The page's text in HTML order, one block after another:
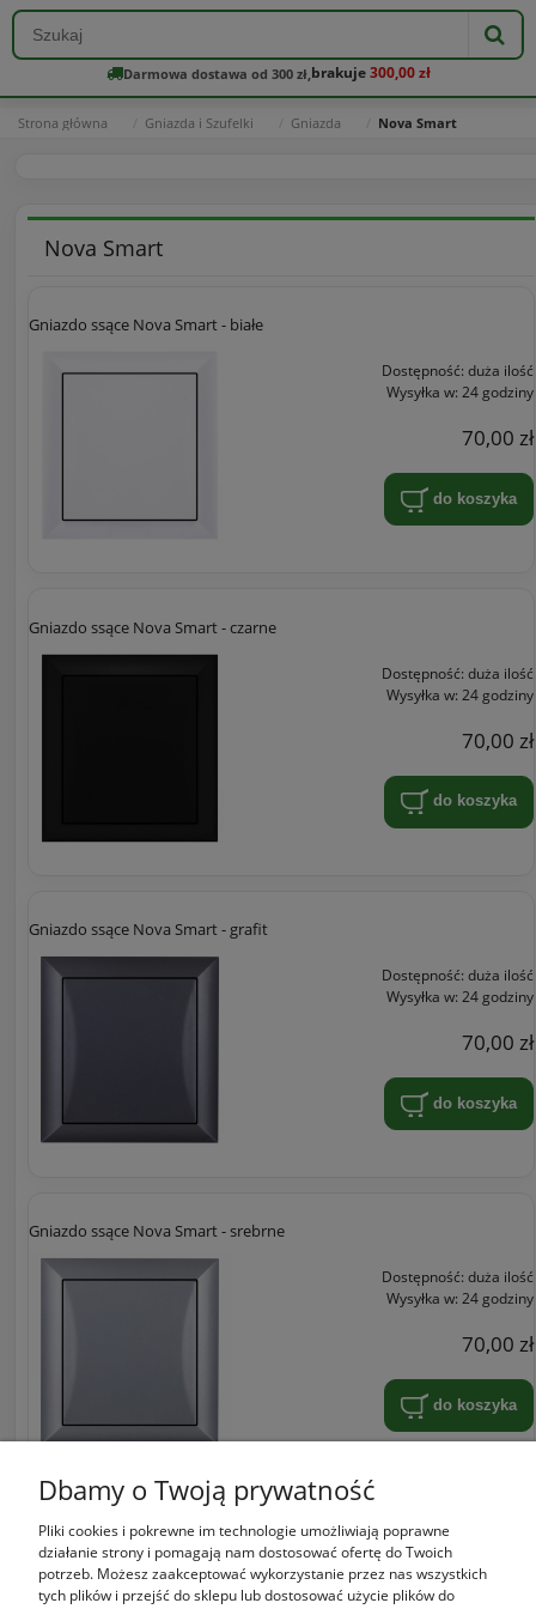
Darmowa dostawa od 300 zł, brakuje300,00 zł
Strona główna Gniazda i Szufelki Gniazda Nova Smart
Nova Smart
Gniazdo ssące Nova Smart - białe
Dostępność: duża ilość
Wysyłka w: 24 godziny
70,00 zł
do koszyka
Gniazdo ssące Nova Smart - czarne
Dostępność: duża ilość
Wysyłka w: 24 godziny
70,00 zł
do koszyka
Gniazdo ssące Nova Smart - grafit
Dostępność: duża ilość
Wysyłka w: 24 godziny
70,00 zł
do koszyka
Gniazdo ssące Nova Smart - srebrne
Dostępność: duża ilość
Wysyłka w: 24 godziny
70,00 zł
do koszyka
Zakupy
Dbamy o Twoją prywatność
Pliki cookies i pokrewne im technologie umożliwiają poprawne
działanie strony i pomagają nam dostosować ofertę do Twoich
potrzeb. Możesz zaakceptować wykorzystanie przez nas wszystkich
tych plików i przejść do sklepu lub dostosować użycie plików do